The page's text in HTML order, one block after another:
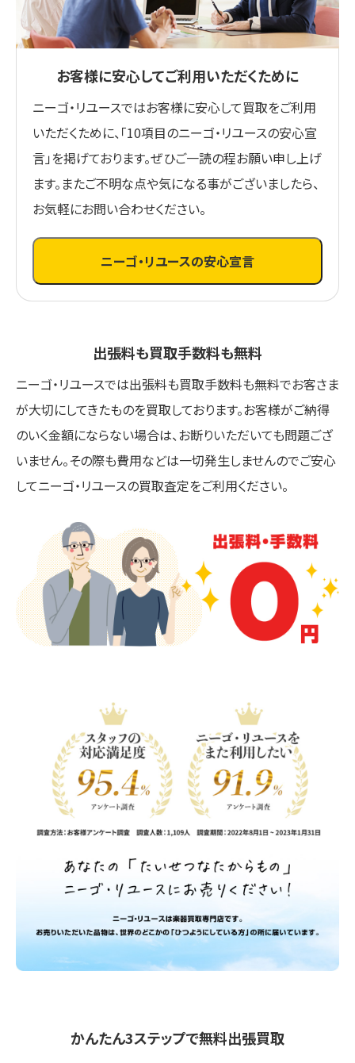
お客様に安心してご利用いただくために
ニーゴ・リユースではお客様に安心して買取をご利用
いただくために、「10項目のニーゴ・リユースの安心宣
言」を掲げております。ぜひご一読の程お願い申し上げ
ます。またご不明な点や気になる事がございましたら、
お気軽にお問い合わせください。
ニーゴ・リユースの安心宣言
出張料も買取手数料も無料
ニーゴ・リユースでは出張料も買取手数料も無料でお客さま
が大切にしてきたものを買取しております。お客様がご納得
のいく金額にならない場合は、お断りいただいても問題ござ
いません。その際も費用などは一切発生しませんのでご安心
してニーゴ・リユースの買取査定をご利用ください。
かんたん3ステップで無料出張買取